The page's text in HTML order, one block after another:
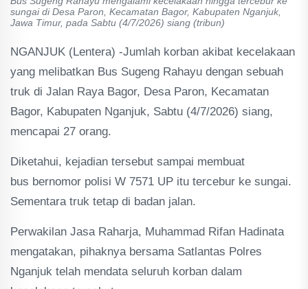
sungai di Desa Paron, Kecamatan Bagor, Kabupaten Nganjuk,
Jawa Timur, pada Sabtu (4/7/2026) siang (tribun)
NGANJUK (Lentera) -Jumlah korban akibat kecelakaan
yang melibatkan Bus Sugeng Rahayu dengan sebuah
truk di Jalan Raya Bagor, Desa Paron, Kecamatan
Bagor, Kabupaten Nganjuk, Sabtu (4/7/2026) siang,
mencapai 27 orang.
Diketahui, kejadian tersebut sampai membuat
bus bernomor polisi W 7571 UP itu tercebur ke sungai.
Sementara truk tetap di badan jalan.
Perwakilan Jasa Raharja, Muhammad Rifan Hadinata
mengatakan, pihaknya bersama Satlantas Polres
Nganjuk telah mendata seluruh korban dalam